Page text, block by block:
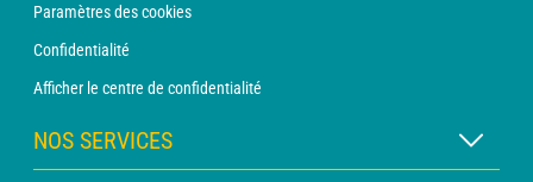
Paramètres des cookies
Confidentialité
Afficher le centre de confidentialité
NOS SERVICES